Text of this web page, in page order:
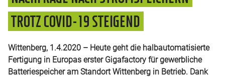
TROTZ COVID-19 STEIGEND
Wittenberg, 1.4.2020 – Heute geht die halbautomatisierte
Fertigung in Europas erster Gigafactory für gewerbliche
Batteriespeicher am Standort Wittenberg in Betrieb. Dank